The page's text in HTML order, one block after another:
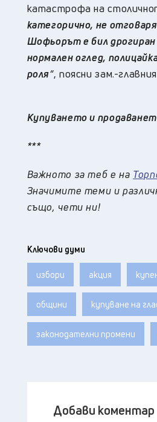
катастрофа на
категорично, не
Шофьорът е бил дрогиран
нормален оглед,
роля“, поясни зам.-
Купуването и
***
Важното за теб е на
Значимите теми и
също, чети ни!
Ключови думи
избори акция
общини купуване на
законодателни промени
Добави коментар